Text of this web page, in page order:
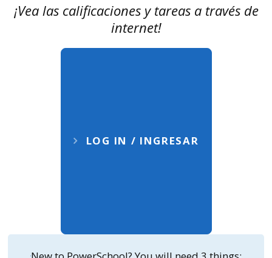
¡Vea las calificaciones y tareas a través de
internet!
LOG IN / INGRESAR